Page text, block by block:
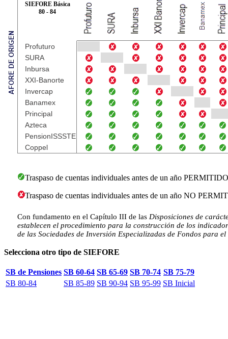
SIEFORE Básica
80 - 84
Profuturo
SURA
Inbursa
XXI-Banorte
Invercap
Banamex
Principal
Azteca
PensionISSSTE
Coppel
Traspaso de cuentas individuales antes de un año PERMITIDO
Traspaso de cuentas individuales antes de un año NO
Con fundamento en el Capítulo III de las Disposiciones de
establecen el procedimiento para la construcción de los
de las Sociedades de Inversión Especializadas de Fondos para el
Selecciona otro tipo de SIEFORE
SB de Pensiones SB 60-64 SB 65-69 SB 70-74 SB 75-79
SB 80-84
SB 85-89 SB 90-94 SB 95-99 SB Inicial